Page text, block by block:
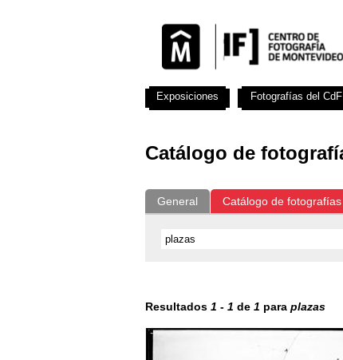
Catálogo de
General Catálogo de fotografías
Resultados 1 - 1 de 1 para plazas
Exposiciones Fotografías del CdF